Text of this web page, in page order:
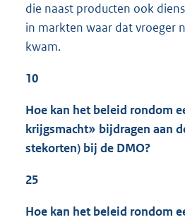
die naast producten ook
in markten waar dat vroeger
kwam.
10
Hoe kan het beleid rondom
krijgsmacht» bijdragen aan
stekorten) bij de DMO?
25
Hoe kan het beleid rondom